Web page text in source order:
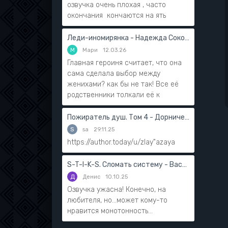
озвучка очень плохая , часто
окончания кончаются на ять
Леди-иномирянка - Надежда Соколова
М Мари 12.03.26
Главная героиня считает, что она
сама сделала выбор между
женихами? как бы не так! Все её
родственники толкали её к
Пожиратель душ. Том 4 - Дорничев Дмитрий
S sa 29.11.25
https://author.today/u/zlay"azaya
S-T-I-K-S. Сломать систему - Василий Мушинский
Д Денис 10.10.25
Озвучка ужасна! Конечно, на
любителя, но...может кому-то
нравится монотонность...